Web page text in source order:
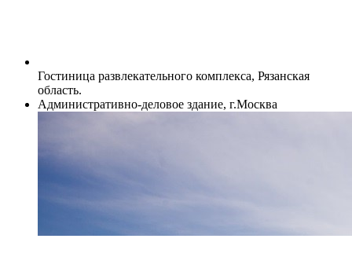
Гостиница развлекательного комплекса, Рязанская
область.
Административно-деловое здание, г.Москва